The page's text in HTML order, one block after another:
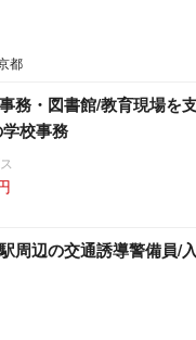
都
務・図書館/教育現場を
校事務
周辺の交通誘導警備員/